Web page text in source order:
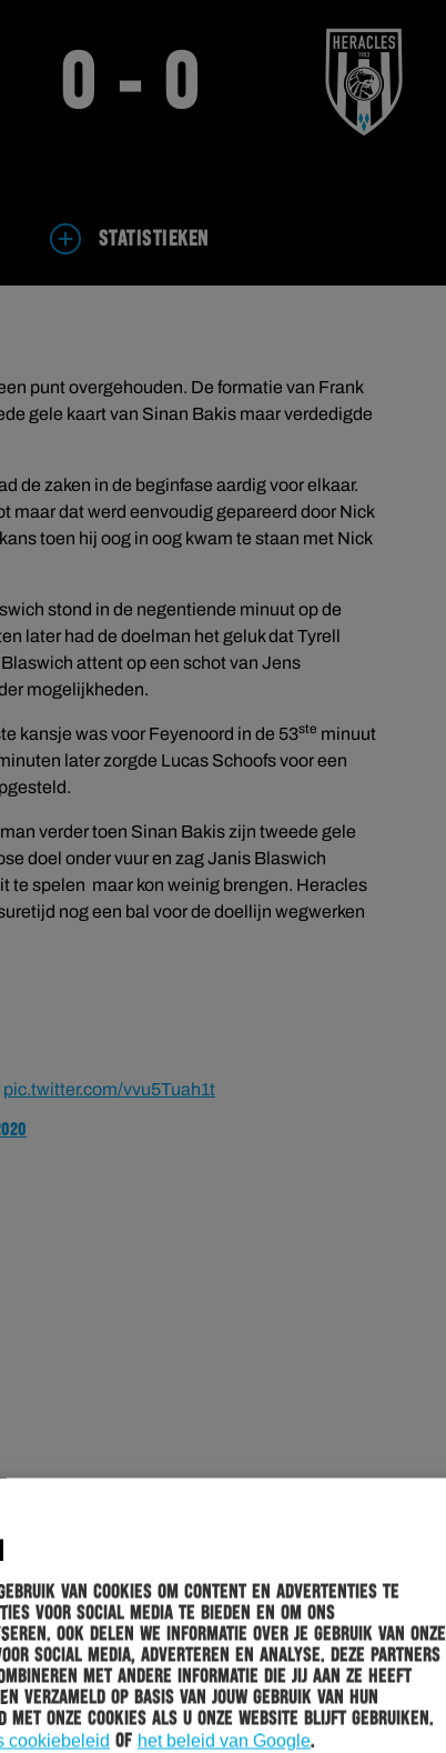
van cookies om content en advertenties te
voor social media te bieden en om ons
Ook delen we informatie over je gebruik van onze
social media, adverteren en analyse. Deze partners
met andere informatie die jij aan ze heeft
verzameld op basis van jouw gebruik van hun
met onze cookies als u onze website blijft gebruiken.
cookiebeleid of het beleid van Google.
0 - 0
STATISTIEKEN
punt overgehouden. De formatie van Frank
gele kaart van Sinan Bakis maar verdedigde
de zaken in de beginfase aardig voor elkaar.
maar dat werd eenvoudig gepareerd door Nick
toen hij oog in oog kwam te staan met Nick
stond in de negentiende minuut op de
later had de doelman het geluk dat Tyrell
attent op een schot van Jens
mogelijkheden.
kansje was voor Feyenoord in de 53ste minuut
later zorgde Lucas Schoofs voor een
verder toen Sinan Bakis zijn tweede gele
doel onder vuur en zag Janis Blaswich
te spelen maar kon weinig brengen. Heracles
nog een bal voor de doellijn wegwerken
pic.twitter.com/vvu5Tuah1t